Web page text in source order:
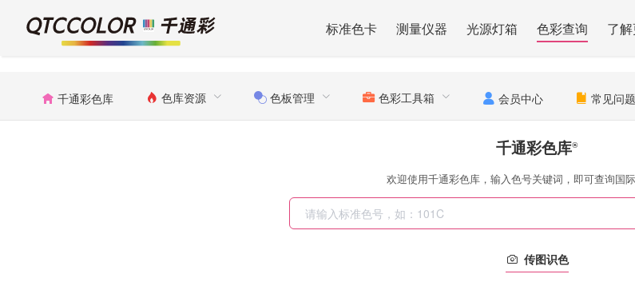
标准色卡 测量仪器 光源灯箱 色彩查询 了
千通彩色库 色库资源 色板管理 色彩工具箱 会员中心 常见问题
千通彩色库®
欢迎使用千通彩色库，输入色号关键词，即可查询国
传图识色